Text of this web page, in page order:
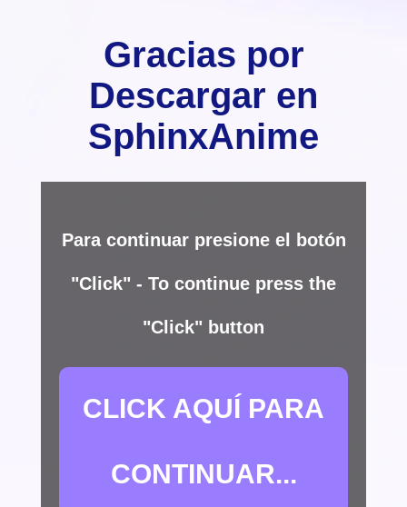
Gracias por
Descargar en
SphinxAnime
Para continuar presione el botón
"Click" - To continue press the
"Click" button
CLICK AQUÍ PARA
CONTINUAR...